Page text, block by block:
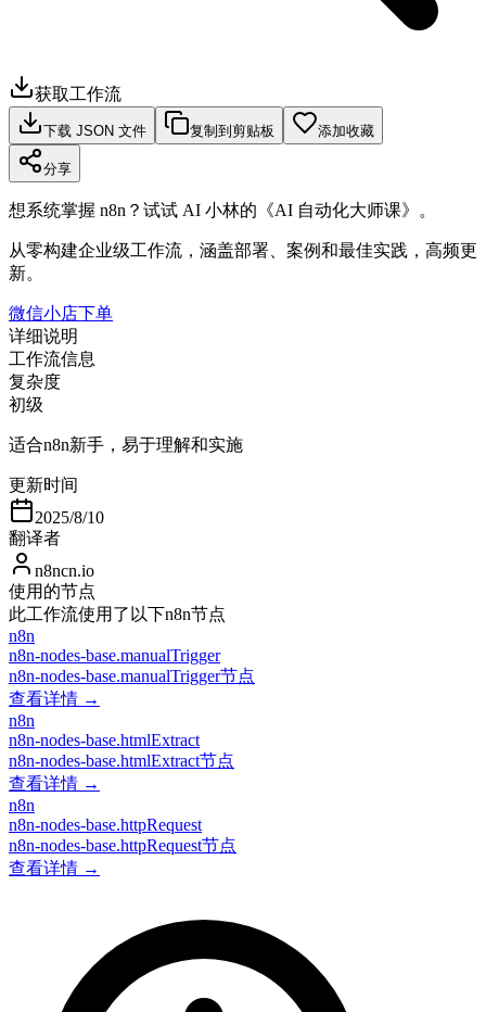
获取工作流
下载 JSON 文件 复制到剪贴板 添加收藏
分享
想系统掌握 n8n？试试 AI 小林的《AI 自动化大师课》。
从零构建企业级工作流，涵盖部署、案例和最佳实践，高频更
新。
微信小店下单
详细说明
工作流信息
复杂度
初级
适合n8n新手，易于理解和实施
更新时间
2025/8/10
翻译者
n8ncn.io
使用的节点
此工作流使用了以下n8n节点
n8n
n8n-nodes-base.manualTrigger
n8n-nodes-base.manualTrigger节点
查看详情 →
n8n
n8n-nodes-base.htmlExtract
n8n-nodes-base.htmlExtract节点
查看详情 →
n8n
n8n-nodes-base.httpRequest
n8n-nodes-base.httpRequest节点
查看详情 →